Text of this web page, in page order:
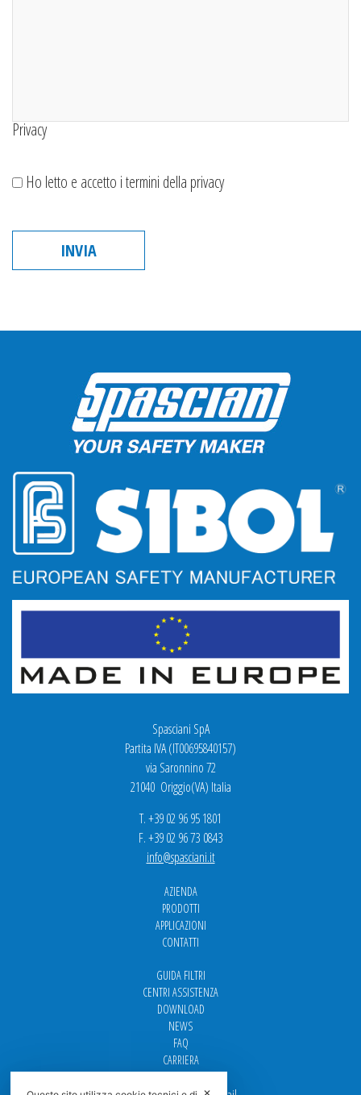
Privacy
Ho letto e accetto i termini della privacy
Spasciani SpA
Partita IVA (IT00695840157)
via Saronnino 72
21040 Origgio(VA) Italia
T. +39 02 96 95 1801
F. +39 02 96 73 0843
info@spasciani.it
AZIENDA
PRODOTTI
APPLICAZIONI
CONTATTI
GUIDA FILTRI
CENTRI ASSISTENZA
DOWNLOAD
NEWS
FAQ
CARRIERA